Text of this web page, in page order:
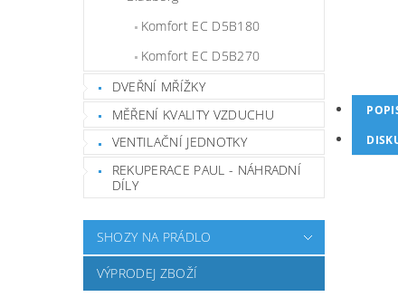
Komfort EC D5B180
Komfort EC D5B270
DVEŘNÍ MŘÍŽKY
MĚŘENÍ KVALITY VZDUCHU
VENTILAČNÍ JEDNOTKY
REKUPERACE PAUL - NÁHRADNÍ
DÍLY
SHOZY NA PRÁDLO
VÝPRODEJ ZBOŽÍ